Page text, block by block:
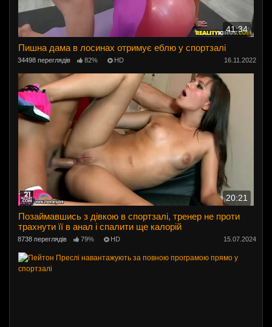
41:34
Пишна дама в лосинах отримує еблю у спортзалі
34498 переглядів 82% HD 16.11.2022
20:21
Позаймавшись з дівкою в спортзалі, тренер не проти
трахнути її в анал і спалити ще калорій
8738 переглядів 79% HD 15.07.2024